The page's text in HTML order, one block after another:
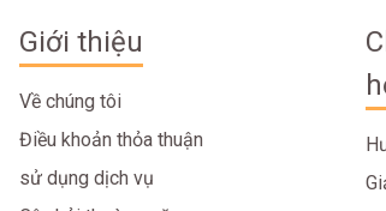
Giới thiệu
Về chúng tôi
Điều khoản thỏa thuận
sử dụng dịch vụ